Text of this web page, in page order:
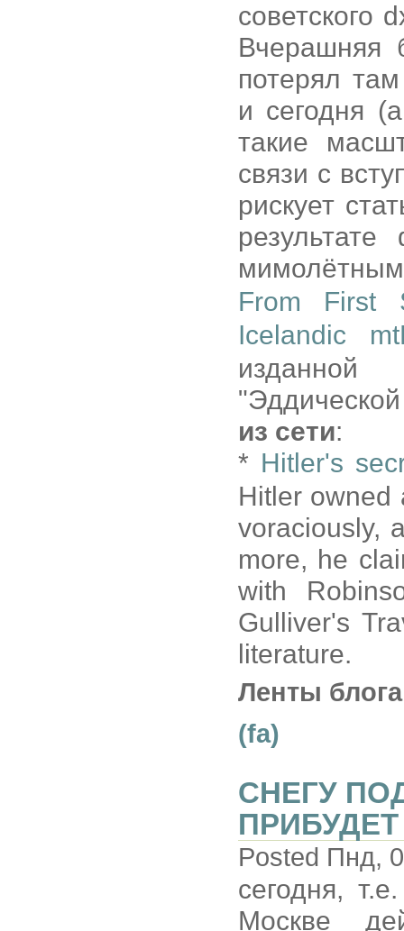
советского
Вчерашняя
потерял
и сегодня
такие
связи с
рискует
From First
Icelandic
из сети:
* Hitler's
Hitler owned
voraciously,
more, he
with
Gulliver's
literature.
Ленты
(fa)
СНЕГУ
ПРИБУДЕТ
Posted Пнд,
сегодня,
Москве